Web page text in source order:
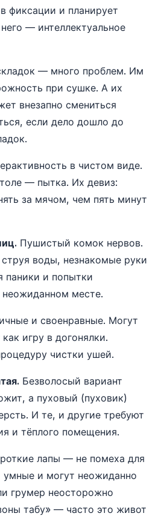
фиксации и планирует
— интеллектуальное
— много проблем. Им
при сушке. А их
внезапно смениться
если дело дошло до
в чистом виде.
— пытка. Их девиз:
за мячом, чем пять минут
Пушистый комок нервов.
воды, незнакомые руки
паники и попытки
месте.
и своенравные. Могут
игру в догонялки.
чистки ушей.
Безволосый вариант
а пуховый (пуховик)
И те, и другие требуют
и тёплого помещения.
лапы — не помеха для
умные и могут неожиданно
грумер неосторожно
табу» — часто это живот